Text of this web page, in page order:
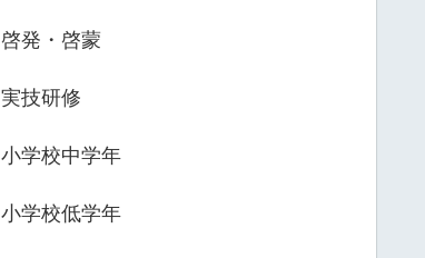
啓発・啓蒙
実技研修
小学校中学年
小学校低学年